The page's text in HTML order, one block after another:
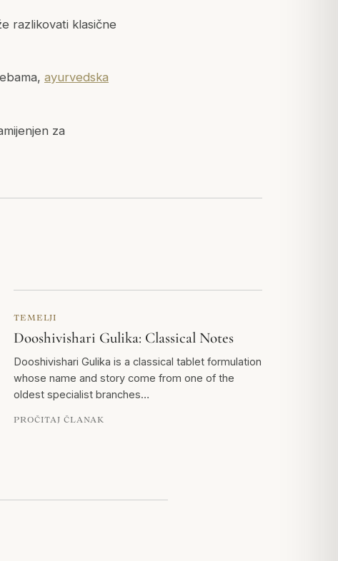
razlikovati klasične
ayurvedska
za
TEMELJI
Dooshivishari Gulika: Classical Notes
Dooshivishari Gulika is a classical tablet formulation
whose name and story come from one of the
oldest specialist branches…
PROČITAJ ČLANAK